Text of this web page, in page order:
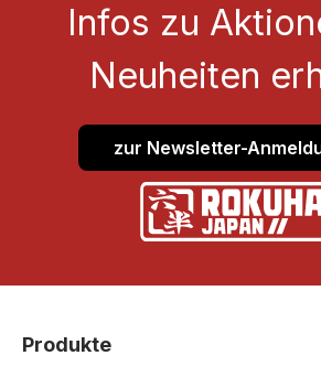
Infos zu
Neuheiten
zur Newsletter-
Produkte